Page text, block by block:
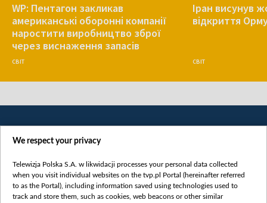
WP: Пентагон закликав
американські оборонні компанії
наростити виробництво зброї
через виснаження запасів
СВІТ
Іран висунув
відкриття
СВІТ
Категорії
We respect your privacy
Telewizja Polska S.A. w likwidacji processes your personal data collected
when you visit individual websites on the tvp.pl Portal (hereinafter referred
to as the Portal), including information saved using technologies used to
track and store them, such as cookies, web beacons or other similar